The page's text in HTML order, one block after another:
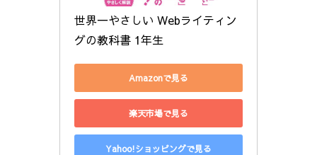
世界一やさしい Webライティン
グの教科書 1年生
Amazonで見る
楽天市場で見る
Yahoo!ショッピングで見る